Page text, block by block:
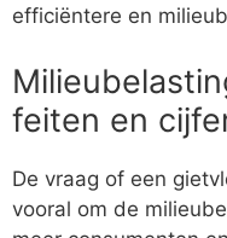
efficiëntere en
feiten en
De vraag of een
vooral om de